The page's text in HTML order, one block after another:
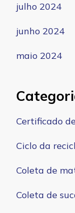
julho 2024
junho 2024
maio 2024
Certificado
Ciclo da
Coleta de
Coleta de